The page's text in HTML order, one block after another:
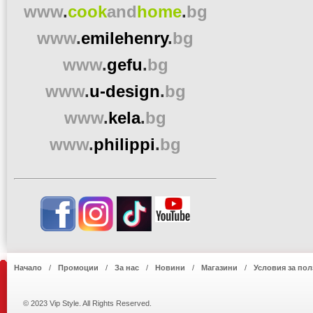
www.cookandhome.bg
www.emilehenry.bg
www.gefu.bg
www.u-design.bg
www.kela.bg
www.philippi.bg
Начало Промоции За нас Новини Магазини Условия за
© 2023 Vip Style. All Rights Reserved.